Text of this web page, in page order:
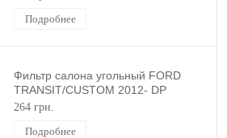
Подробнее
Фильтр салона угольный FORD
TRANSIT/CUSTOM 2012- DP
GROUP
264 грн.
Подробнее